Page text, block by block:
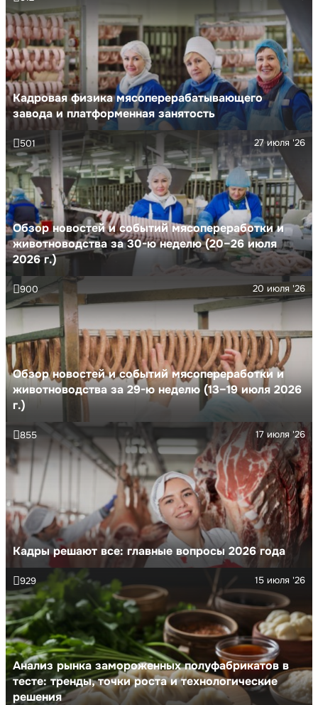
Кадровая физика мясоперерабатывающего
завода и платформенная занятость
Обзор новостей и событий мясопереработки и
животноводства за 30-ю неделю (20–26 июля
2026 г.)
27 июля '26
501
Обзор новостей и событий мясопереработки и
животноводства за 29-ю неделю (13–19 июля 2026
г.)
20 июля '26
900
Кадры решают все: главные вопросы 2026 года
17 июля '26
855
Анализ рынка замороженных полуфабрикатов в
тесте: тренды, точки роста и технологические
решения
15 июля '26
929